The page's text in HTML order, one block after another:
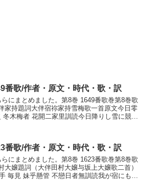
番歌/作者・原文・時代・歌・訳
にまとめました。第8巻 1649番歌巻第8巻歌
家持題詞大伴宿祢家持雪梅歌一首原文今日零
冬木梅者 花開二家里訓読今日降りし雪に競ひ
番歌/作者・原文・時代・歌・訳
にまとめました。第8巻 1623番歌巻第8巻歌
大嬢題詞（大伴田村大嬢与坂上大嬢歌二首）
毎見 妹乎懸管 不戀日者無訓読我が宿にもみ